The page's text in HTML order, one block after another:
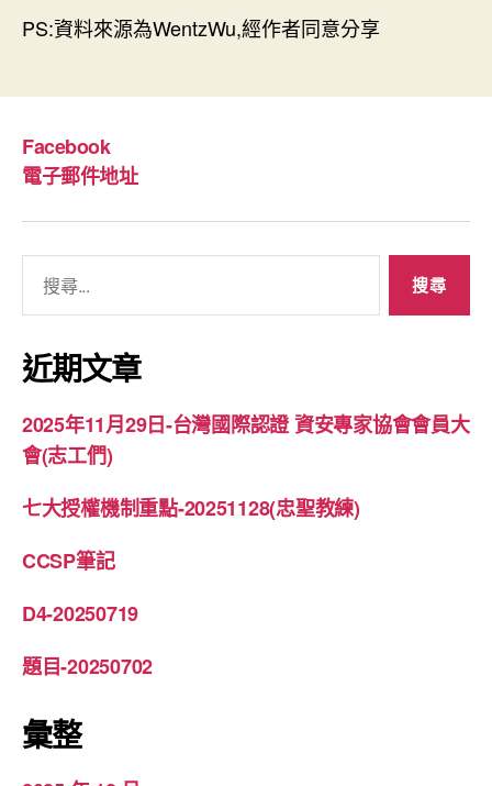
PS:資料來源為WentzWu,經作者同意分享
Facebook
電子郵件地址
關
鍵
字:
近期文章
2025年11月29日-台灣國際認證 資安專家協會會員大
會(志工們)
七大授權機制重點-20251128(忠聖教練)
CCSP筆記
D4-20250719
題目-20250702
彙整